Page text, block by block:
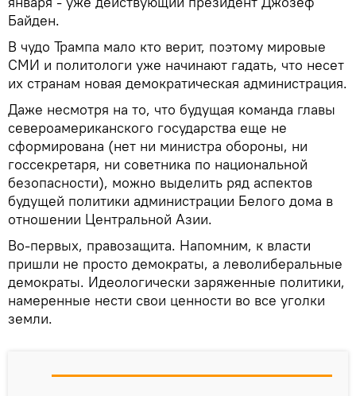
Байден.
В чудо Трампа мало кто верит, поэтому мировые
СМИ и политологи уже начинают гадать, что несет
их странам новая демократическая администрация.
Даже несмотря на то, что будущая команда главы
североамериканского государства еще не
сформирована (нет ни министра обороны, ни
госсекретаря, ни советника по национальной
безопасности), можно выделить ряд аспектов
будущей политики администрации Белого дома в
отношении Центральной Азии.
Во-первых, правозащита. Напомним, к власти
пришли не просто демократы, а леволиберальные
демократы. Идеологически заряженные политики,
намеренные нести свои ценности во все уголки
земли.